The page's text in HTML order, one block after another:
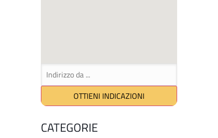
CATEGORIE